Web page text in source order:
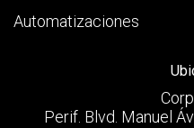
Automatizaciones
Perif. Blvd. Manuel